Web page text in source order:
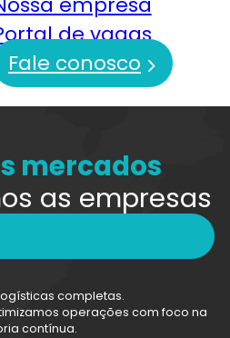
de vagas
Fale conosco
mercados
as empresas
completas.
operações com foco na
contínua.